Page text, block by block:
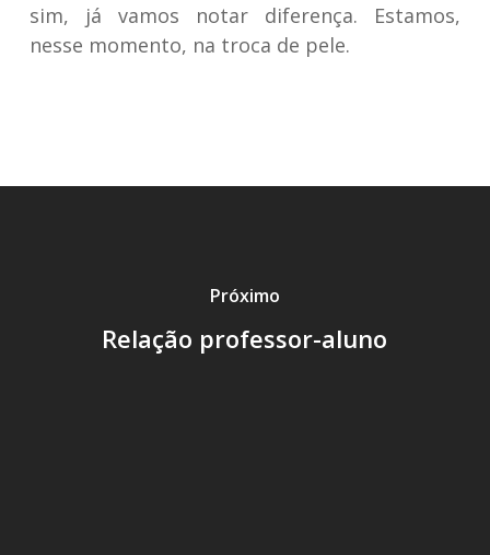
sim, já vamos notar diferença. Estamos,
nesse momento, na troca de pele.
Próximo
Relação professor-aluno